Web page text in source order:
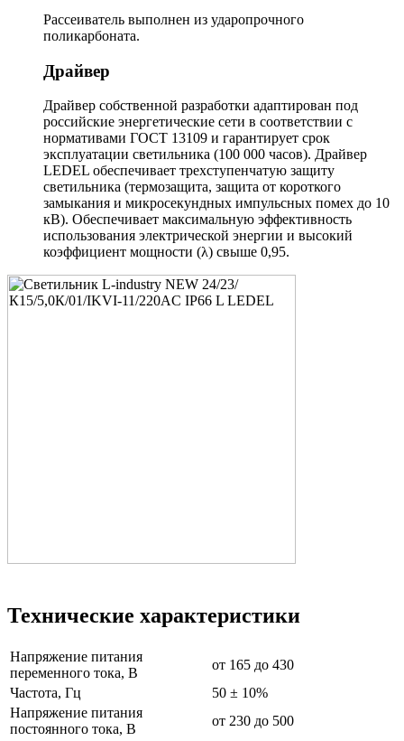
Рассеиватель выполнен из ударопрочного
поликарбоната.
Драйвер
Драйвер собственной разработки адаптирован под
российские энергетические сети в соответствии с
нормативами ГОСТ 13109 и гарантирует срок
эксплуатации светильника (100 000 часов). Драйвер
LEDEL обеспечивает трехступенчатую защиту
светильника (термозащита, защита от короткого
замыкания и микросекундных импульсных помех до 10
кВ). Обеспечивает максимальную эффективность
использования электрической энергии и высокий
коэффициент мощности (λ) свыше 0,95.
Технические характеристики
Напряжение питания
переменного тока, В
от 165 до 430
Частота, Гц
50 ± 10%
Напряжение питания
постоянного тока, В
от 230 до 500